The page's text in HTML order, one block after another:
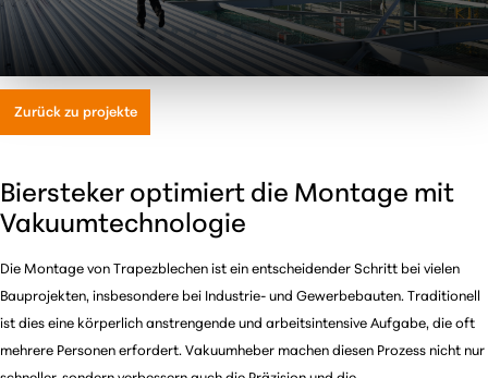
Zurück zu projekte
Biersteker optimiert die Montage mit
Vakuumtechnologie
Die Montage von Trapezblechen ist ein entscheidender Schritt bei vielen
Bauprojekten, insbesondere bei Industrie- und Gewerbebauten. Traditionell
ist dies eine körperlich anstrengende und arbeitsintensive Aufgabe, die oft
mehrere Personen erfordert. Vakuumheber machen diesen Prozess nicht nur